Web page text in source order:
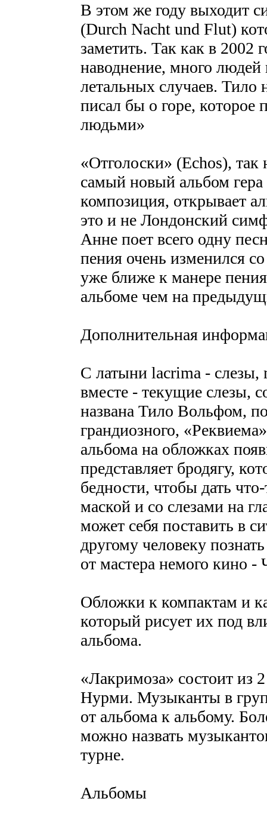
В этом же году выходит
(Durch Nacht und Flut)
заметить. Так как в 2002
наводнение, много людей
летальных случаев. Тило
писал бы о горе, которое
людьми»
«Отголоски» (Echos),
самый новый альбом
композиция, открывает
это и не Лондонский
Анне поет всего одну
пения очень изменился
уже ближе к манере
альбоме чем на
Дополнительная
С латыни lacrіma - слезы,
вместе - текущие слезы,
названа Тило Вольфом,
грандиозного,
альбома на обложках
представляет бродягу,
бедности, чтобы дать
маской и со слезами на
может себя поставить в
другому человеку
от мастера немого кино -
Обложки к компактам и
который рисует их под
альбома.
«Лакримоза» состоит
Нурми. Музыканты в
от альбома к альбому.
можно назвать
турне.
Альбомы